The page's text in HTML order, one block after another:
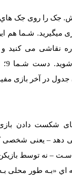
جک را روی جک هاي‌
میگیرید. شـما هم
نقاشی می کنید
در آخر بازی
شکست دادن بازی
دهد – یعنی شخصی
اسـت – نه توسط
اي «بـه طور محلی